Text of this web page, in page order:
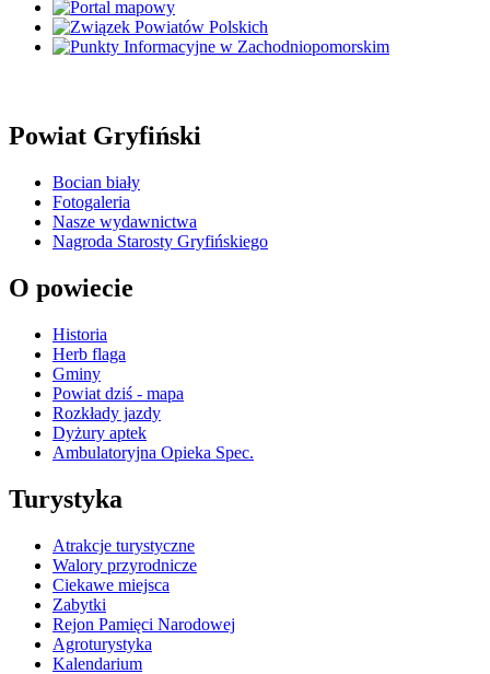
Powiat Gryfiński
Bocian biały
Fotogaleria
Nasze wydawnictwa
Nagroda Starosty Gryfińskiego
O powiecie
Historia
Herb flaga
Gminy
Powiat dziś - mapa
Rozkłady jazdy
Dyżury aptek
Ambulatoryjna Opieka Spec.
Turystyka
Atrakcje turystyczne
Walory przyrodnicze
Ciekawe miejsca
Zabytki
Rejon Pamięci Narodowej
Agroturystyka
Kalendarium